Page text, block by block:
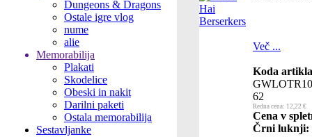
Dungeons & Dragons
Ostale igre vlog
nume
alie
Memorabilija
Plakati
Skodelice
Obeski in nakit
Darilni paketi
Ostala memorabilija
Sestavljanke
Več ...
Koda
62
Redna cena: 12,22 €
Cena v
Črni luknji: